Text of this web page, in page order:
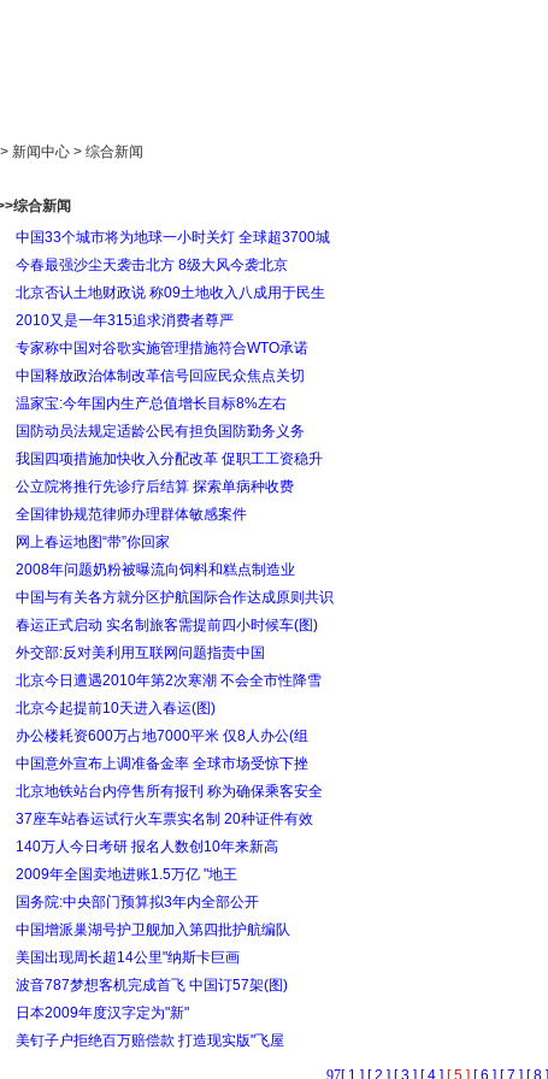
新闻中心 > 综合新闻
综合新闻
中国33个城市将为地球一小时关灯 全球超3700城
今春最强沙尘天袭击北方 8级大风今袭北京
北京否认土地财政说 称09土地收入八成用于民生
2010又是一年315追求消费者尊严
专家称中国对谷歌实施管理措施符合WTO承诺
中国释放政治体制改革信号回应民众焦点关切
温家宝:今年国内生产总值增长目标8%左右
国防动员法规定适龄公民有担负国防勤务义务
我国四项措施加快收入分配改革 促职工工资稳升
公立院将推行先诊疗后结算 探索单病种收费
全国律协规范律师办理群体敏感案件
网上春运地图“带”你回家
2008年问题奶粉被曝流向饲料和糕点制造业
中国与有关各方就分区护航国际合作达成原则共识
春运正式启动 实名制旅客需提前四小时候车(图)
外交部:反对美利用互联网问题指责中国
北京今日遭遇2010年第2次寒潮 不会全市性降雪
北京今起提前10天进入春运(图)
办公楼耗资600万占地7000平米 仅8人办公(组
中国意外宣布上调准备金率 全球市场受惊下挫
北京地铁站台内停售所有报刊 称为确保乘客安全
37座车站春运试行火车票实名制 20种证件有效
140万人今日考研 报名人数创10年来新高
2009年全国卖地进账1.5万亿 "地王
国务院:中央部门预算拟3年内全部公开
中国增派巢湖号护卫舰加入第四批护航编队
美国出现周长超14公里"纳斯卡巨画
波音787梦想客机完成首飞 中国订57架(图)
日本2009年度汉字定为"新"
美钉子户拒绝百万赔偿款 打造现实版"飞屋
97[ 1 ] [ 2 ] [ 3 ] [ 4 ] [ 5 ] [ 6 ] [ 7 ] [ 8 ]